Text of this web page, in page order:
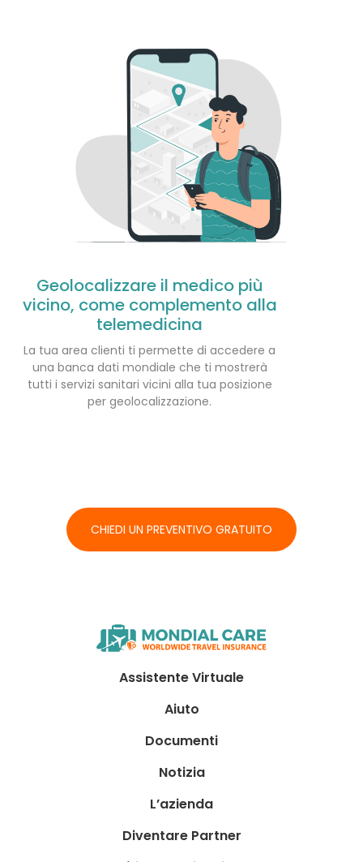
Geolocalizzare il medico più
vicino, come complemento alla
telemedicina
La tua area clienti ti permette di accedere a
una banca dati mondiale che ti mostrerà
tutti i servizi sanitari vicini alla tua posizione
per geolocalizzazione.
CHIEDI UN PREVENTIVO GRATUITO
Assistente Virtuale
Aiuto
Documenti
Notizia
L’azienda
Diventare Partner